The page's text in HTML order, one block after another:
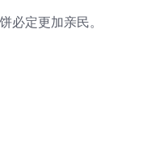
必定更加亲民。